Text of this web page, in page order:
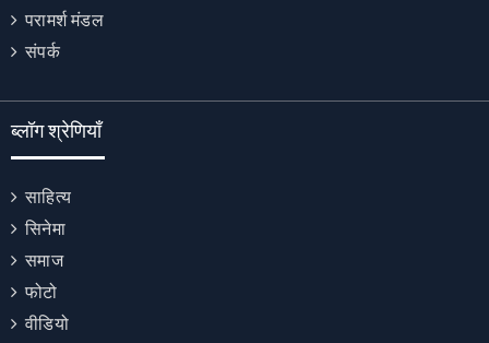
परामर्श मंडल
संपर्क
ब्लॉग श्रेणियाँ
साहित्य
सिनेमा
समाज
फोटो
वीडियो